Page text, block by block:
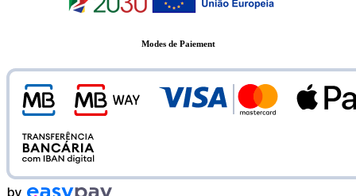
Modes de Paiement